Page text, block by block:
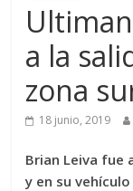
a la
zona
18 junio, 2019
Brian Leiva fue
y en su